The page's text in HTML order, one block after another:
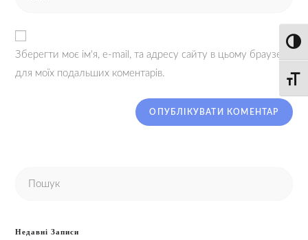
Зберегти моє ім'я, e-mail, та адресу сайту в цьому браузері
для моїх подальших коментарів.
Недавні Записи